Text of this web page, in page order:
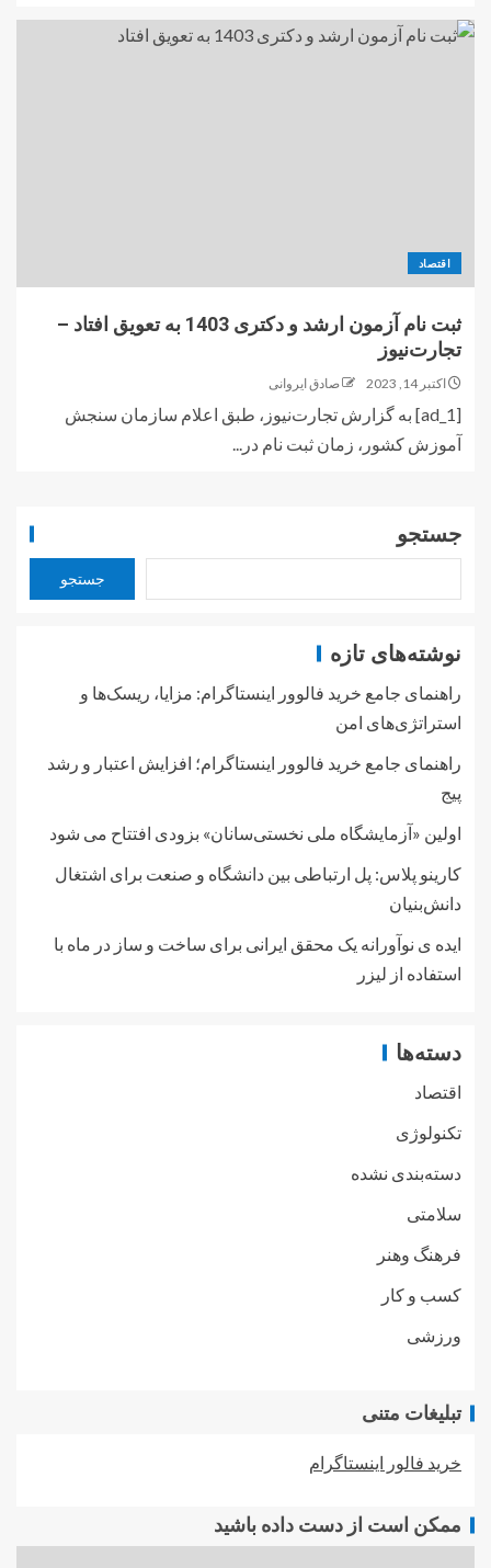
اقتصاد
ثبت نام آزمون ارشد و دکتری 1403 به تعویق افتاد –
تجارت‌نیوز
اکتبر 14, 2023 صادق ایروانی
[ad_1] به گزارش تجارت‌نیوز، طبق اعلام سازمان سنجش
آموزش کشور، زمان ثبت نام در...
جستجو
جستجو
نوشته‌های تازه
راهنمای جامع خرید فالوور اینستاگرام: مزایا، ریسک‌ها و
استراتژی‌های امن
راهنمای جامع خرید فالوور اینستاگرام؛ افزایش اعتبار و رشد
پیج
اولین «آزمایشگاه ملی نخستی‌سانان» بزودی افتتاح می شود
کارینو پلاس: پل ارتباطی بین دانشگاه و صنعت برای اشتغال
دانش‌بنیان
ایده ی نوآورانه یک محقق ایرانی برای ساخت و ساز در ماه با
استفاده از لیزر
دسته‌ها
اقتصاد
تکنولوژی
دسته‌بندی نشده
سلامتی
فرهنگ وهنر
کسب و کار
ورزشی
تبلیغات متنی
خرید فالور اینستاگرام
ممکن است از دست داده باشید